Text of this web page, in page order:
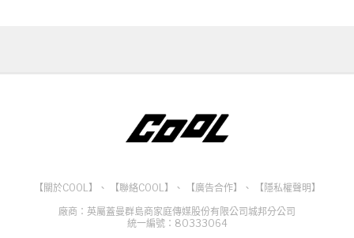
【關於COOL】 、 【聯絡COOL】 、 【廣告合作】 、
【隱私權聲明】
廠商：英屬蓋曼群島商家庭傳媒股份有限公司城邦分公司
統一編號：80333064